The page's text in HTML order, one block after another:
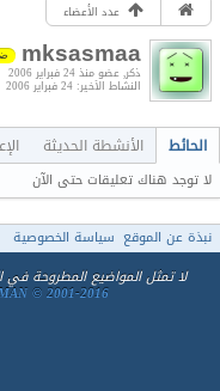
عدد الأعضاء
mksasmaa
ذكر عضو منذ 24 فبراير 2006
النشاط الأخير 24 فبراير 2006
الحائط الأنشطة الحديثة
لا توجد هناك تعليقات حتى الآن
نبذة عن الموقع سياسة الخصوصية
لا تمثل المواضيع المطروحة في
© 2001-2016